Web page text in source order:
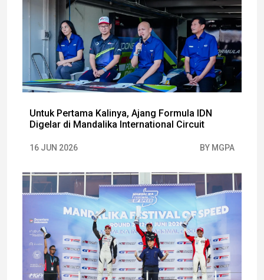
Untuk Pertama Kalinya, Ajang Formula IDN
Digelar di Mandalika International Circuit
16 JUN 2026 BY MGPA